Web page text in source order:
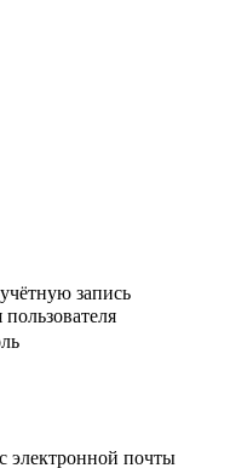
запись
электронной почты